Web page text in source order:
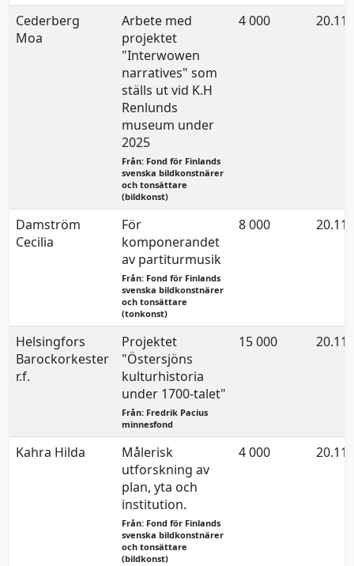
Cederberg
Moa
Arbete med
projektet
"Interwowen
narratives" som
ställs ut vid K.H
Renlunds
museum under
2025
Från: Fond för Finlands
svenska bildkonstnärer
och tonsättare
(bildkonst)
4 000
Damström
Cecilia
För
komponerandet
av partiturmusik
Från: Fond för Finlands
svenska bildkonstnärer
och tonsättare
(tonkonst)
8 000
Helsingfors
Barockorkester
r.f.
Projektet
"Östersjöns
kulturhistoria
under 1700-talet"
Från: Fredrik Pacius
minnesfond
15 000
Kahra Hilda
Målerisk
utforskning av
plan, yta och
institution.
Från: Fond för Finlands
svenska bildkonstnärer
och tonsättare
(bildkonst)
4 000